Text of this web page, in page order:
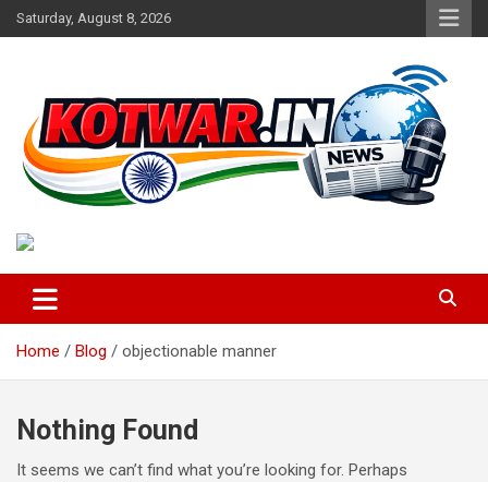
Skip
to
Saturday, August 8, 2026
kotwar.in
Home Blog objectionable manner
Nothing Found
It seems we can’t find what you’re looking for. Perhaps